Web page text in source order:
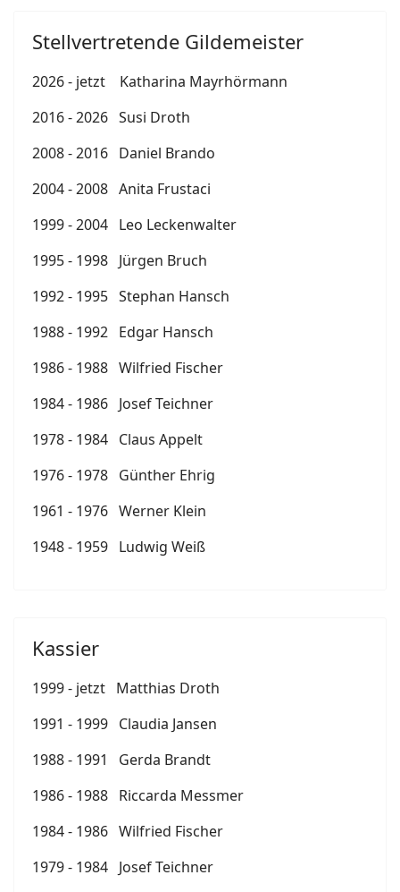
Stellvertretende Gildemeister
2026 - jetzt Katharina Mayrhörmann
2016 - 2026 Susi Droth
2008 - 2016 Daniel Brando
2004 - 2008 Anita Frustaci
1999 - 2004 Leo Leckenwalter
1995 - 1998 Jürgen Bruch
1992 - 1995 Stephan Hansch
1988 - 1992 Edgar Hansch
1986 - 1988 Wilfried Fischer
1984 - 1986 Josef Teichner
1978 - 1984 Claus Appelt
1976 - 1978 Günther Ehrig
1961 - 1976 Werner Klein
1948 - 1959 Ludwig Weiß
Kassier
1999 - jetzt Matthias Droth
1991 - 1999 Claudia Jansen
1988 - 1991 Gerda Brandt
1986 - 1988 Riccarda Messmer
1984 - 1986 Wilfried Fischer
1979 - 1984 Josef Teichner